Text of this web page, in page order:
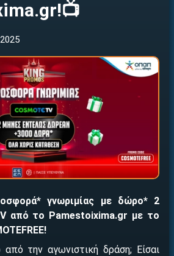
γνωριμίας με δώρο* 2
από το Pamestoixima.gr με το
την αγωνιστική δράση; Είσαι